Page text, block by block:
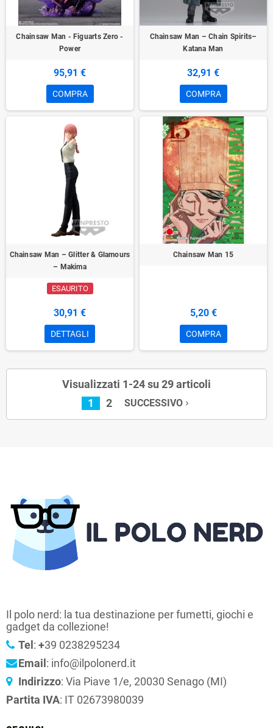
Chainsaw Man - Figuarts Zero -
Power
95,91 €
COMPRA
Chainsaw Man – Chain Spirits–
Katana Man
32,91 €
COMPRA
Chainsaw Man – Glitter & Glamours
– Makima
ESAURITO
30,91 €
DETTAGLI
Chainsaw Man 15
5,20 €
COMPRA
Visualizzati 1-24 su 29 articoli
1
2 SUCCESSIVO navigate_next
Il polo nerd: la tua destinazione per fumetti, giochi e
gadget da collezione!
Tel : +39 0238295234
Email : info@ilpolonerd.it
Indirizzo: Via Piave 1/e, 20030 Senago (MI)
Partita IVA: IT 02673980039